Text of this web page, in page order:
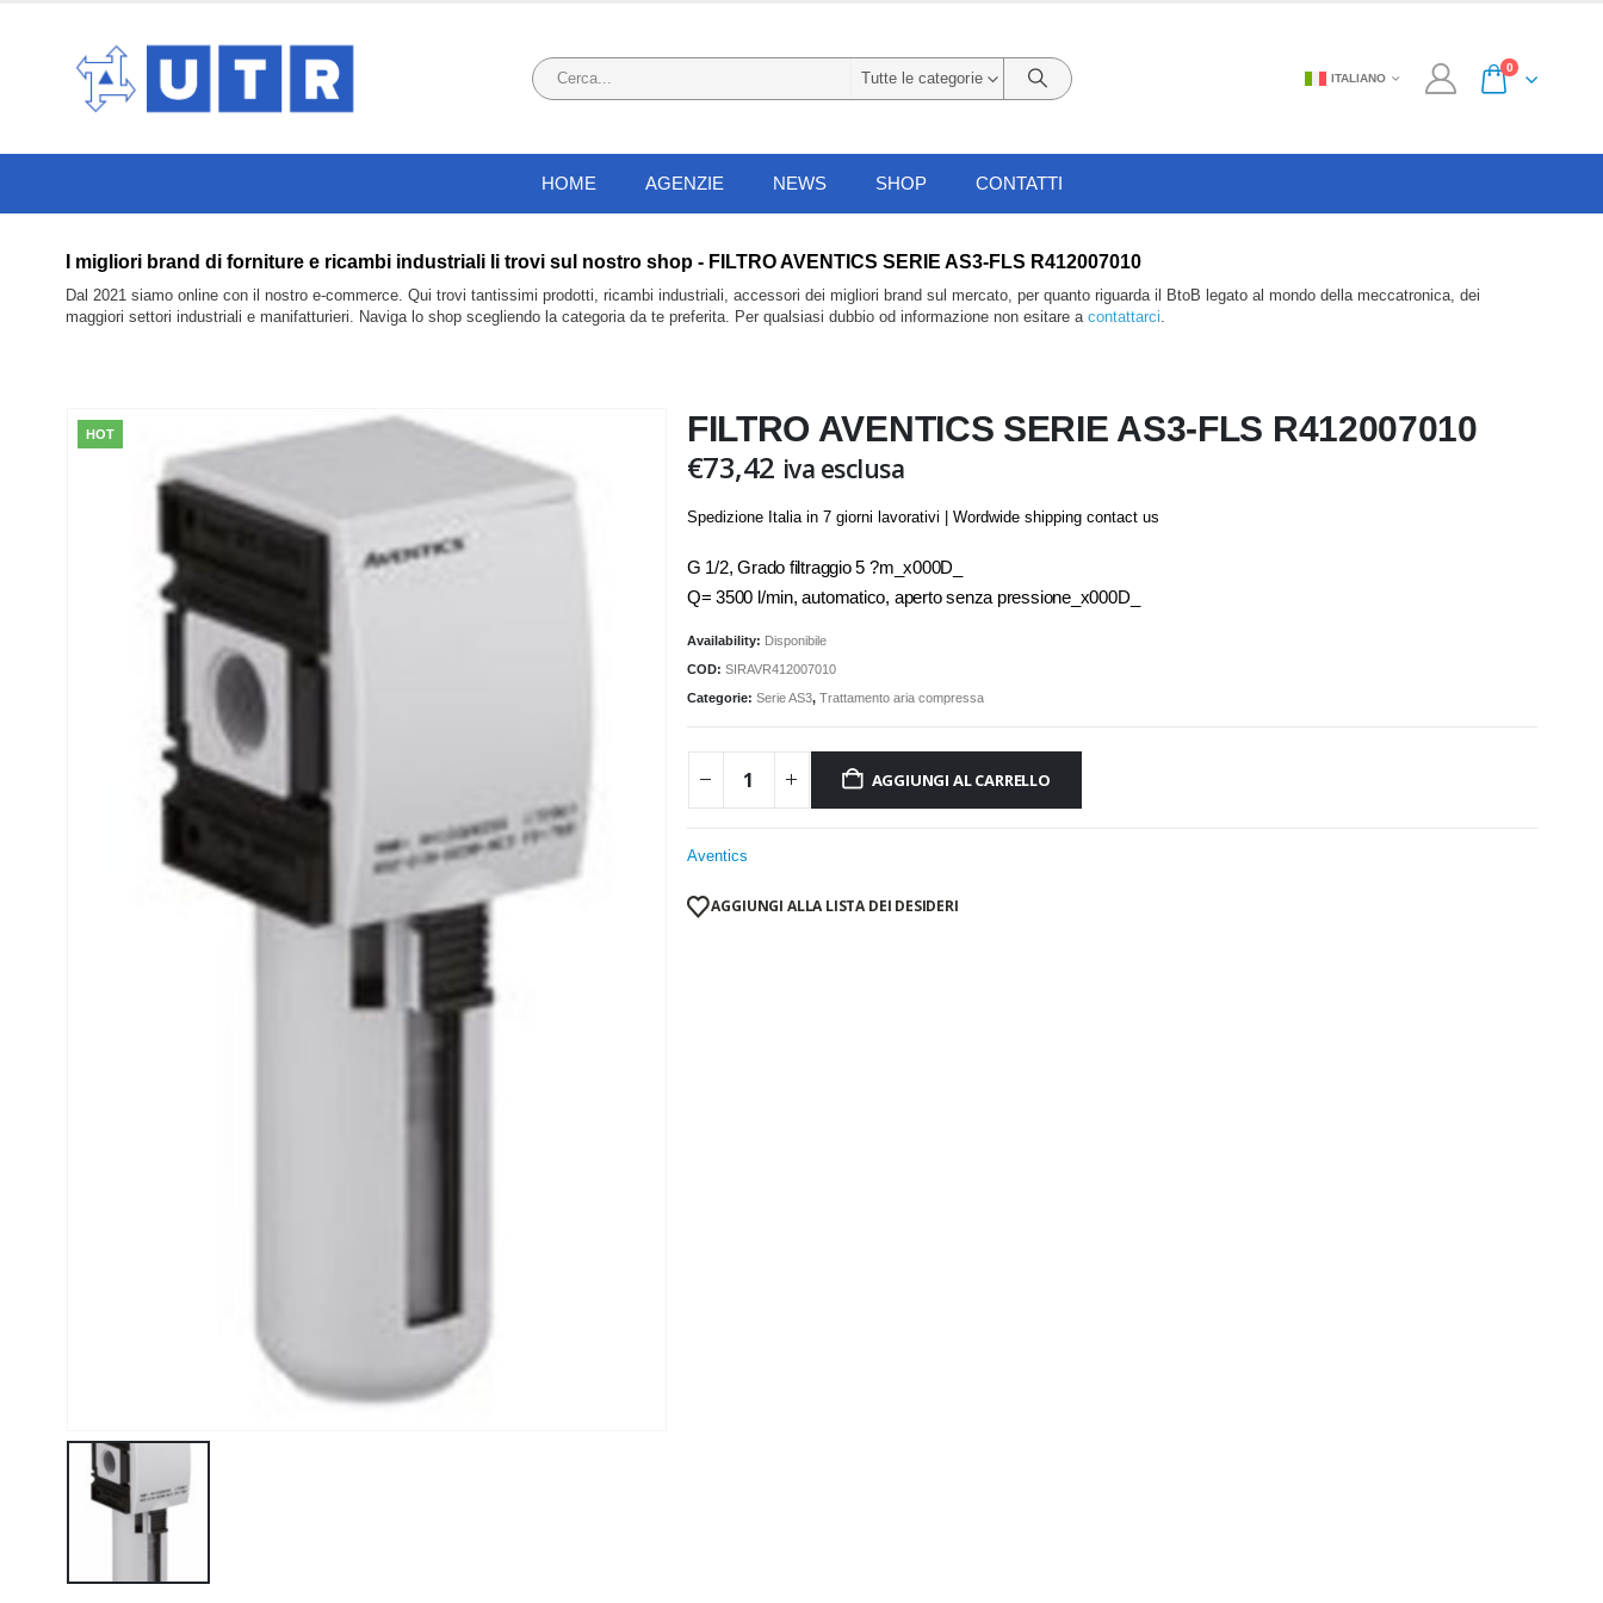
Tutte le categorie ITALIANO
0
HOME AGENZIE NEWS SHOP CONTATTI
I migliori brand di forniture e ricambi industriali li trovi sul nostro shop - FILTRO AVENTICS SERIE AS3-FLS R412007010
Dal 2021 siamo online con il nostro e-commerce. Qui trovi tantissimi prodotti, ricambi industriali, accessori dei migliori brand sul mercato, per quanto riguarda il BtoB legato al mondo della meccatronica, dei
maggiori settori industriali e manifatturieri. Naviga lo shop scegliendo la categoria da te preferita. Per qualsiasi dubbio od informazione non esitare a contattarci
HOT
FILTRO AVENTICS SERIE AS3-FLS R412007010
€73,42 iva esclusa
Spedizione Italia in 7 giorni lavorativi | Wordwide shipping contact us
G 1/2, Grado filtraggio 5 ?m_x000D_
Q= 3500 l/min, automatico, aperto senza pressione_x000D_
Availability: Disponibile
COD: SIRAVR412007010
Categorie: Serie AS3, Trattamento aria compressa
AGGIUNGI AL CARRELLO
Aventics
AGGIUNGI ALLA LISTA DEI DESIDERI